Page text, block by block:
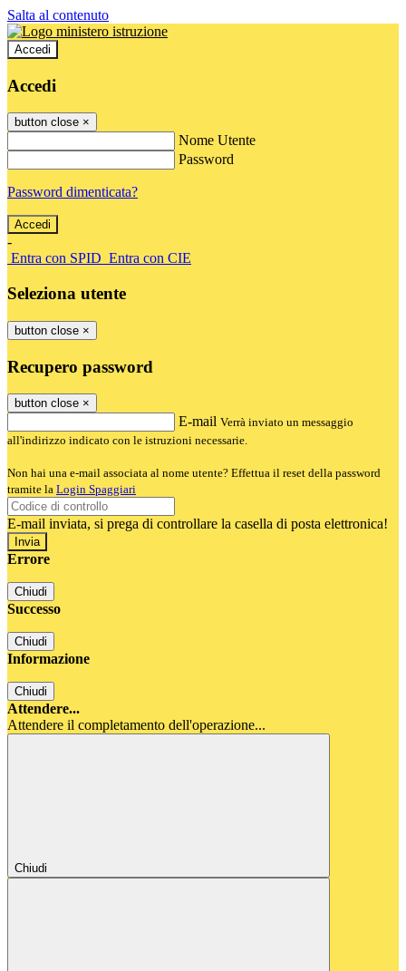
Salta al contenuto
Accedi
Accedi
button close ×
Nome Utente
Password
Password dimenticata?
-
Entra con SPID Entra con CIE
Seleziona utente
button close ×
Recupero password
button close ×
E-mail Verrà inviato un messaggio
all'indirizzo indicato con le istruzioni necessarie.
Non hai una e-mail associata al nome utente? Effettua il reset della password
tramite la Login Spaggiari
E-mail inviata, si prega di controllare la casella di posta elettronica!
Errore
Chiudi
Successo
Chiudi
Informazione
Chiudi
Attendere...
Attendere il completamento dell'operazione...
Chiudi